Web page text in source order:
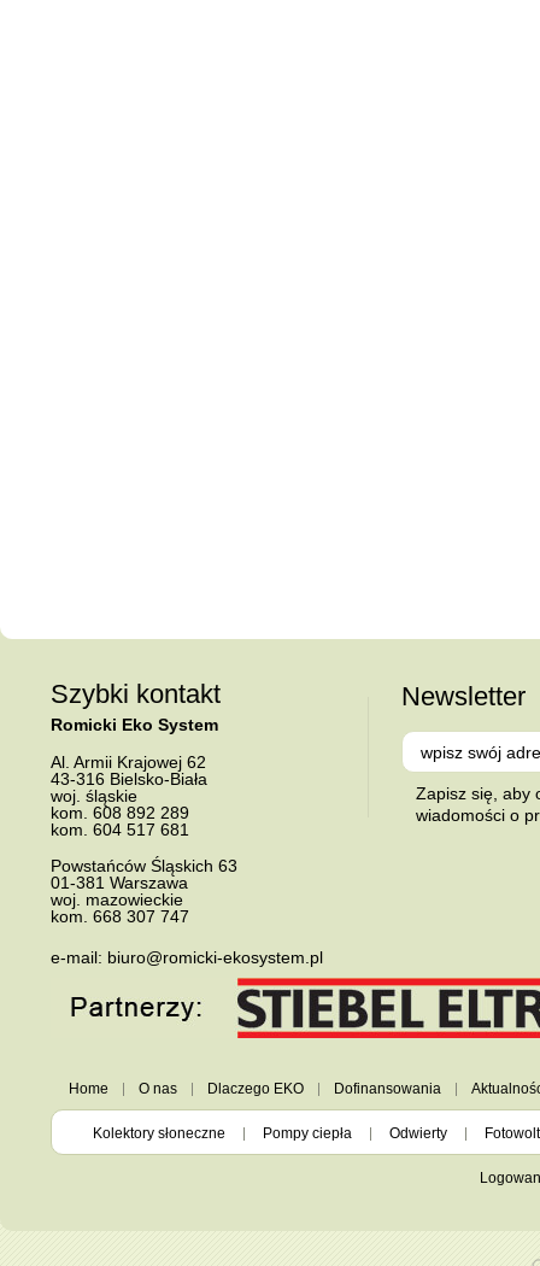
Szybki kontakt
Romicki Eko System
Al. Armii Krajowej 62
43-316 Bielsko-Biała
woj. śląskie
kom. 608 892 289
kom. 604 517 681
Powstańców Śląskich 63
01-381 Warszawa
woj. mazowieckie
kom. 668 307 747
e-mail: biuro@romicki-ekosystem.pl
Newsletter
Zapisz się, aby
wiadomości o
Home O nas Dlaczego EKO Dofinansowania
Kolektory słoneczne Pompy ciepła Odwierty